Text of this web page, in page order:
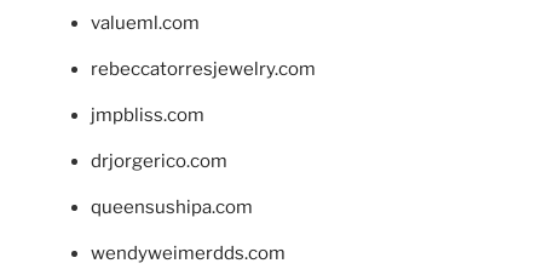
valueml.com
rebeccatorresjewelry.com
jmpbliss.com
drjorgerico.com
queensushipa.com
wendyweimerdds.com